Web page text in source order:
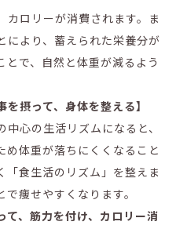
ロリーが消費されます。ま
により、蓄えられた栄養分が
で、自然と体重が減るよう
を摂って、身体を整える】
心の生活リズムになると、
め体重が落ちにくくなること
「食生活のリズム」を整えま
痩せやすくなります。
て、筋力を付け、カロリー消